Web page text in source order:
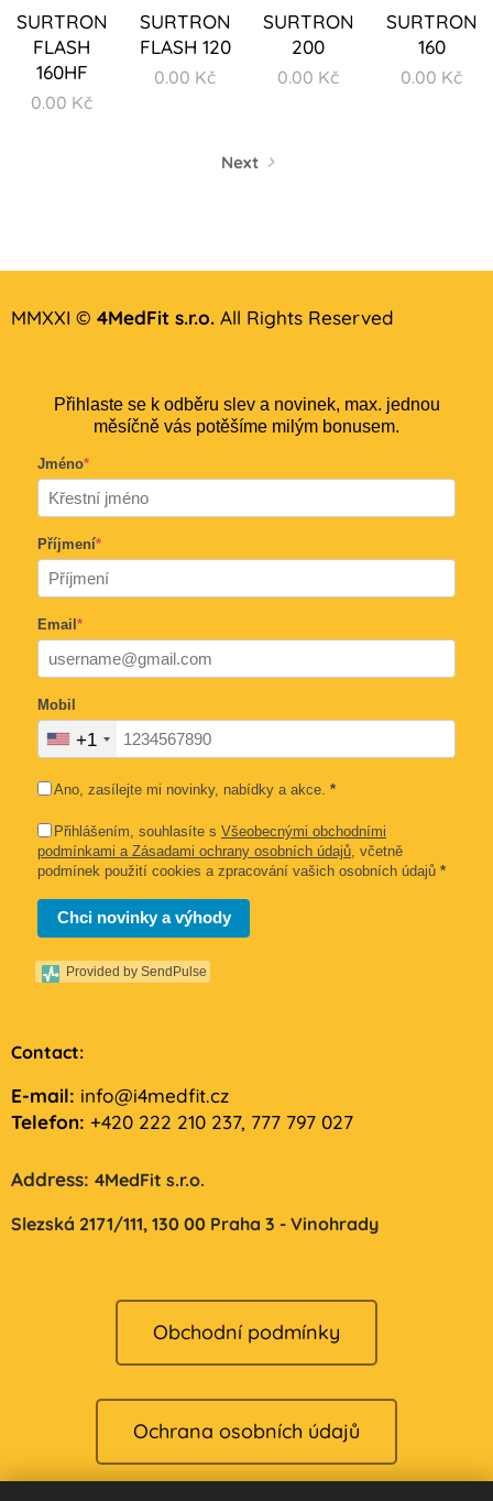
SURTRON
FLASH
160HF
0.00 Kč
SURTRON
FLASH 120
0.00 Kč
SURTRON
200
0.00 Kč
SURTRON
160
0.00 Kč
Next
MMXXI © 4MedFit s.r.o. All Rights Reserved
Přihlaste se k odběru slev a novinek, max. jednou
měsíčně vás potěšíme milým bonusem.
Jméno*
Příjmení*
Email *
Mobil
+1
Ano, zasílejte mi novinky, nabídky a akce. *
Přihlášením, souhlasíte s Všeobecnými obchodními
podmínkami a Zásadami ochrany osobních údajů, včetně
podmínek použití cookies a zpracování vašich osobních údajů *
Chci novinky a výhody
Provided by SendPulse
Contact:
E-mail: info@i4medfit.cz
Telefon: +420 222 210 237, 777 797 027
Address: 4MedFit s.r.o.
Slezská 2171/111, 130 00 Praha 3 - Vinohrady
Obchodní podmínky
Ochrana osobních údajů